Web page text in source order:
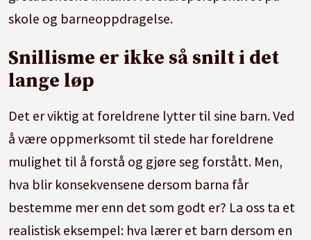
skole og barneoppdragelse.
Snillisme er ikke så snilt i det
lange løp
Det er viktig at foreldrene lytter til sine barn. Ved
å være oppmerksomt til stede har foreldrene
mulighet til å forstå og gjøre seg forstått. Men,
hva blir konsekvensene dersom barna får
bestemme mer enn det som godt er? La oss ta et
realistisk eksempel: hva lærer et barn dersom en